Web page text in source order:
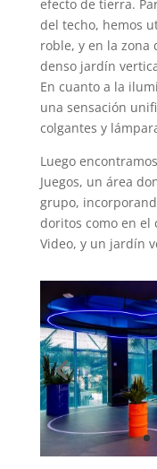
efecto de tierra.
del techo, hemos
roble, y en la zona
denso jardín
En cuanto a la
una sensación
colgantes y
Luego
Juegos, un área
grupo,
doritos como en el
Video, y un jardín